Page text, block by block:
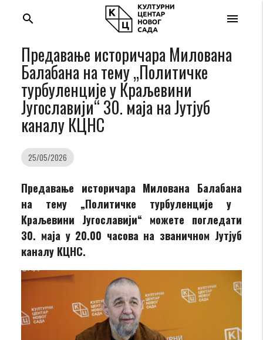
menu
search
Предавање историчара Милована
Балабана на тему „Политичке
турбуленције у Краљевини
Југославији“ 30. маја на Јутјуб
каналу КЦНС
25/05/2026
Предавање историчара Милована Балабана
на тему „Политичке турбуленције у
Краљевини Југославији“ можете погледати
30. маја у 20.00 часова на званичном Јутјуб
каналу КЦНС.